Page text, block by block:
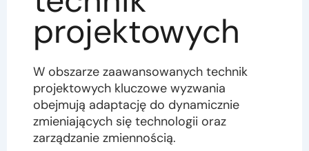
projektowych
W obszarze zaawansowanych technik
projektowych kluczowe wyzwania
obejmują adaptację do dynamicznie
zmieniających się technologii oraz
zarządzanie zmiennością.